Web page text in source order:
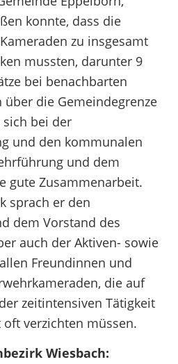
konnte, dass die
zu insgesamt
mussten, darunter 9
bei benachbarten
über die Gemeindegrenze
sich bei der
und den kommunalen
und dem
gute Zusammenarbeit.
sprach er den
dem Vorstand des
auch der Aktiven- sowie
Freundinnen und
die auf
zeitintensiven Tätigkeit
verzichten müssen.
Wiesbach: